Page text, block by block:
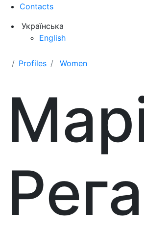
Contacts
Українська
English
Profiles Women